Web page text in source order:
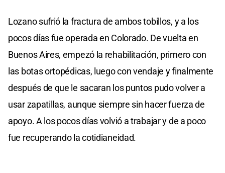
Lozano sufrió la fractura de ambos tobillos, y a los
pocos días fue operada en Colorado. De vuelta en
Buenos Aires, empezó la rehabilitación, primero con
las botas ortopédicas, luego con vendaje y finalmente
después de que le sacaran los puntos pudo volver a
usar zapatillas, aunque siempre sin hacer fuerza de
apoyo. A los pocos días volvió a trabajar y de a poco
fue recuperando la cotidianeidad.